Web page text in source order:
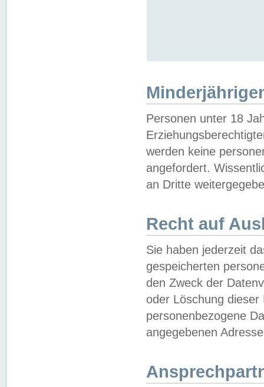
Personen unter 18
werden keine
angefordert.
an Dritte
Recht auf
Sie haben jederzeit
gespeicherten
den Zweck der
oder Löschung
personenbezogene
angegebenen